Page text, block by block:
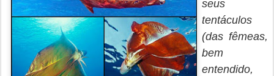
seus
tentáculos
(das fêmeas,
bem
entendido,